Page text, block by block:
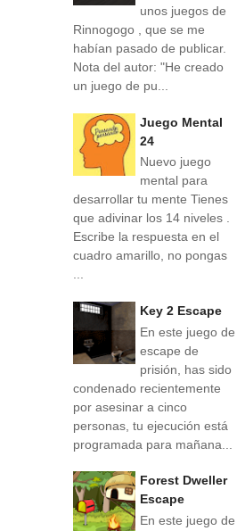
unos juegos de
Rinnogogo , que se me
habían pasado de publicar.
Nota del autor: "He creado
un juego de pu...
Juego Mental
24
Nuevo juego
mental para
desarrollar tu mente Tienes
que adivinar los 14 niveles .
Escribe la respuesta en el
cuadro amarillo, no pongas
...
Key 2 Escape
En este juego de
escape de
prisión, has sido
condenado recientemente
por asesinar a cinco
personas, tu ejecución está
programada para mañana...
Forest Dweller
Escape
En este juego de